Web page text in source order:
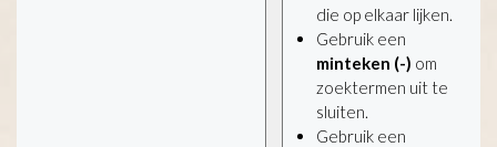
die op elkaar lijken.
Gebruik een
minteken (-) om
zoektermen uit te
sluiten.
Gebruik een